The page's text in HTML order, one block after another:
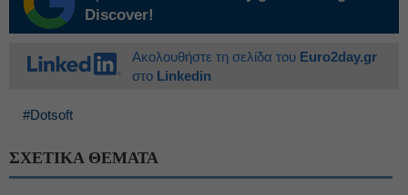
Discover!
Ακολουθήστε τη σελίδα του Euro2day.gr
στο Linkedin
#Dotsoft
ΣΧΕΤΙΚΑ ΘΕΜΑΤΑ